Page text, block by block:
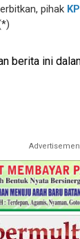
pihak
berita ini